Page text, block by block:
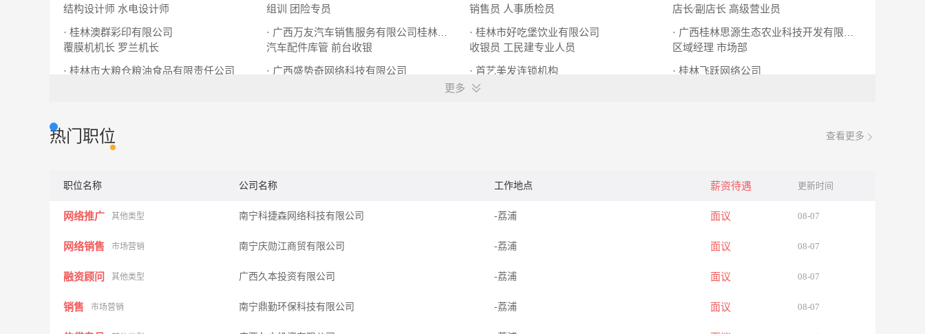
结构设计师 水电设计师
组训
团险专员
销售员 人事质检员
店长∕副店长 高级营业员
· 桂林澳群彩印有限公司
覆膜机机长 罗兰机长
· 广西万友汽车销售服务有限公司桂林灵川县分
汽车配件库管 前台收银
· 桂林市好吃堡饮业有限公司
收银员 工民建专业人员
· 广西桂林思源生态农业科技开发有限责任公司
区域经理 市场部
· 桂林市大粮仓粮油食品有限责任公司
· 广西盛势奇网络科技有限公司
· 首艺美发连锁机构
管理会计
· 桂林飞跃网络公司
更多
热门职位 查看更多
职位名称 公司名称 工作地点 薪资待遇 更新时间
网络推广 其他类型 南宁科捷森网络科技有限公司 -荔浦 面议 08-07
网络销售 市场营销 南宁庆勋江商贸有限公司 -荔浦 面议 08-07
融资顾问 其他类型 广西久本投资有限公司 -荔浦 面议 08-07
销售 市场营销 南宁鼎勤环保科技有限公司 -荔浦 面议 08-07